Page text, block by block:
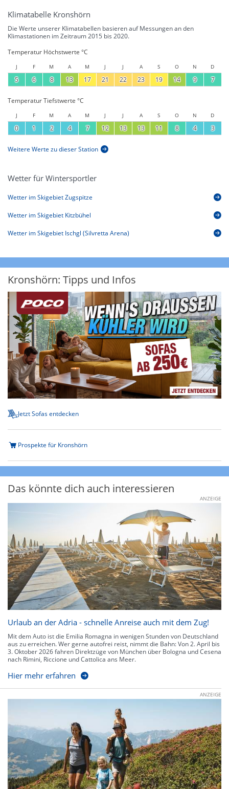
Klimatabelle Kronshörn
Die Werte unserer Klimatabellen basieren auf Messungen an den
Klimastationen im Zeitraum 2015 bis 2020.
Temperatur Höchstwerte °C
J F M A M J J A S O N D
5 6 8 13 17 21 22 23 19 14 9 7
Temperatur Tiefstwerte °C
J F M A M J J A S O N D
0 1 2 4 7 12 13 13 11 8 4 3
Weitere Werte zu dieser Station
Wetter für Wintersportler
Wetter im Skigebiet Zugspitze
Wetter im Skigebiet Kitzbühel
Wetter im Skigebiet Ischgl (Silvretta Arena)
Kronshörn: Tipps und Infos
Jetzt Sofas entdecken
Prospekte für Kronshörn
Das könnte dich auch interessieren
ANZEIGE
Urlaub an der Adria - schnelle Anreise auch mit dem Zug!
Mit dem Auto ist die Emilia Romagna in wenigen Stunden von Deutschland
aus zu erreichen. Wer gerne autofrei reist, nimmt die Bahn: Von 2. April bis
3. Oktober 2026 fahren Direktzüge von München über Bologna und Cesena
nach Rimini, Riccione und Cattolica ans Meer.
Hier mehr erfahren
ANZEIGE